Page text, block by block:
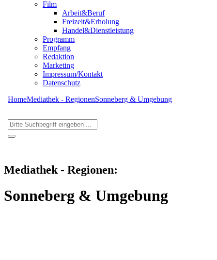
Film
Arbeit&Beruf
Freizeit&Erholung
Handel&Dienstleistung
Programm
Empfang
Redaktion
Marketing
Impressum/Kontakt
Datenschutz
HomeMediathek - RegionenSonneberg & Umgebung
Mediathek - Regionen:
Sonneberg & Umgebung